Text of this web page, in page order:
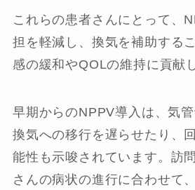
これらの患者さんにとって、
担を軽減し、換気を補助する
感の緩和やQOLの維持に貢献
早期からのNPPV導入は、気
換気への移行を遅らせたり、
能性も示唆されています。訪
さんの病状の進行に合わせて